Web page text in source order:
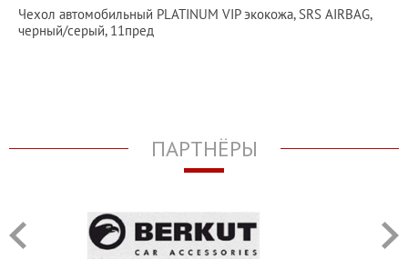
Чехол автомобильный PLATINUM VIP экокожа, SRS AIRBAG,
черный/серый, 11пред
ПАРТНЁРЫ